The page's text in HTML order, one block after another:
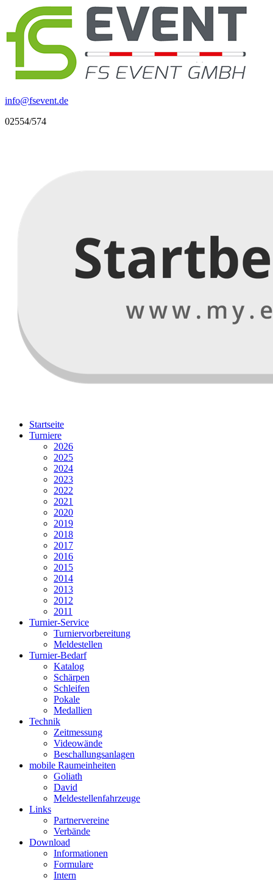
info@fsevent.de
02554/574
Startseite
Turniere
2026
2025
2024
2023
2022
2021
2020
2019
2018
2017
2016
2015
2014
2013
2012
2011
Turnier-Service
Turniervorbereitung
Meldestellen
Turnier-Bedarf
Katalog
Schärpen
Schleifen
Pokale
Medallien
Technik
Zeitmessung
Videowände
Beschallungsanlagen
mobile Raumeinheiten
Goliath
David
Meldestellenfahrzeuge
Links
Partnervereine
Verbände
Download
Informationen
Formulare
Intern